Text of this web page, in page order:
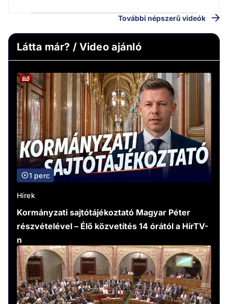
További népszerű videók
Látta már? / Video ajánló
1 perc
Hírek
Kormányzati sajtótájékoztató Magyar Péter
részvételével – Élő közvetítés 14 órától a HírTV-
n